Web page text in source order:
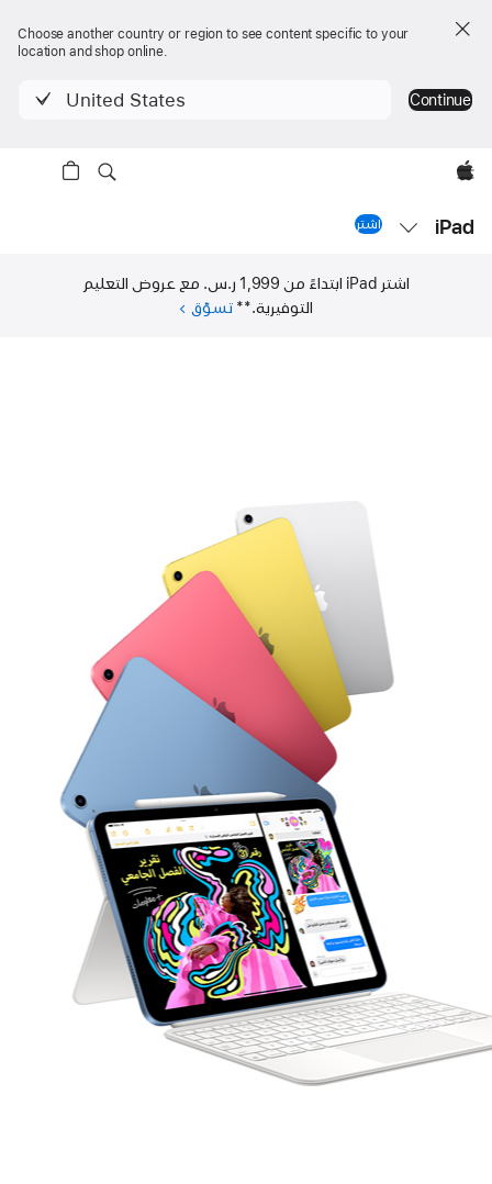
Choose another country or region to see content specific to your
location and shop online.
United States Continue
Apple‏
iPad اشترiPad مقاس 11 إنش
اشتر iPad ابتداءً من 1,999 ر.س.‏
مع عروض التعليم
التوفيرية.‏‏** تسوّق